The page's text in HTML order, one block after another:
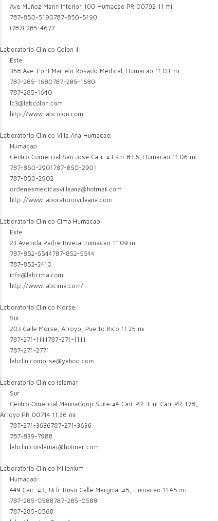
Ave Muñoz Marin Interior 100 Humacao PR 00792 11 mi
787-850-5190787-850-5190
(787) 285-4677
Laboratorio Clinico Colon III
Este
358 Ave. Font Martelo Rosado Medical, Humacao 11.03 mi
787-285-1680787-285-1680
787-285-1640
lc3@labcolon.com
http://www.labcolon.com
Laboratorio Clinico Villa Ana Humacao
Humacao
Centro Comercial San Jose Carr. #3 Km 83.6, Humacao 11.06 mi
787-850-2901787-850-2901
787-850-2902
ordenesmedicasvillaana@hotmail.com
http://www.laboratoriovillaana.com
Laboratorio Clinico Cima Humacao
Este
23 Avenida Padre Rivera Humacao 11.09 mi
787-852-5544787-852-5544
787-852-2410
info@labcima.com
http://www.labcima.com/
Laboratorio Clinico Morse
Sur
203 Calle Morse, Arroyo, Puerto Rico 11.25 mi
787-271-1111787-271-1111
787-271-2771
labclinicomorse@yahoo.com
Laboratorio Clinico Islamar
Sur
Centro Omercial MaunaCoop Suite #4 Carr PR-3 Int Carr PR-178,
Arroyo PR 00714 11.36 mi
787-271-3636787-271-3636
787-839-7988
labclinicoislamar@hotmail.com
Laboratorio Clinico Millenium
Humacao
449 Carr. #3, Urb. Buso Calle Marginal #5, Humacao 11.45 mi
787-285-0588787-285-0588
787-285-0568